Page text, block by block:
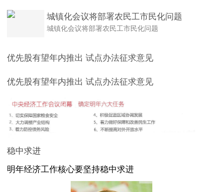
城镇化会议将部署农民工市民化问题
城镇化会议将部署农民工市民化问题
优先股有望年内推出 试点办法征求意见
优先股有望年内推出 试点办法征求意见
稳中求进
明年经济工作核心要坚持稳中求进